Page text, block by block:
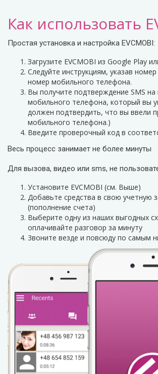
Как использовать
Простая установка и настройка EVCMOBI:
Загрузите EVCMOBI из Google Play
Следуйте инструкциям, указав
номер мобильного телефона.
Вы получите подтверждение SMS на
мобильного телефона, который вы
должен подтвердить, что вы ввели
мобильного телефона.)
Введите проверочный код в
Весь процесс занимает не более минуты
Для вызова, видео или sms, не
Установите EVCMOBI (см. Выше)
Добавьте средства в свою учетную
(пополнение счета)
Выберите одну из наших выгодных
оплачивайте разговор за минуту
3воните везде и повсюду по самым